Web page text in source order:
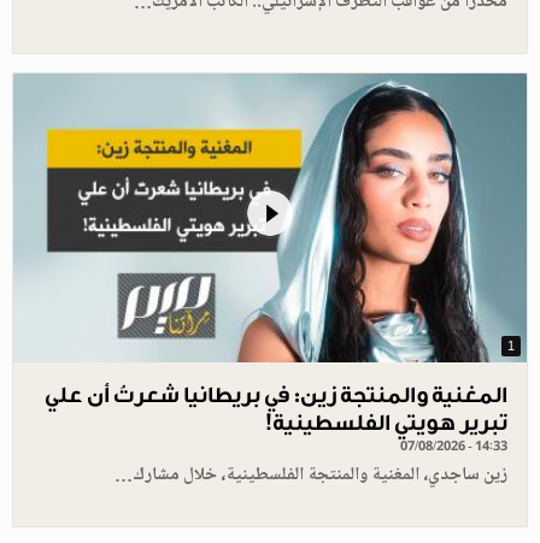
1
المغنية والمنتجة زين: في بريطانيا شعرتُ أن علي
تبرير هويتي الفلسطينية!
07/08/2026 - 14:33
زين ساجدي، المغنية والمنتجة الفلسطينية، خلال مشارك…